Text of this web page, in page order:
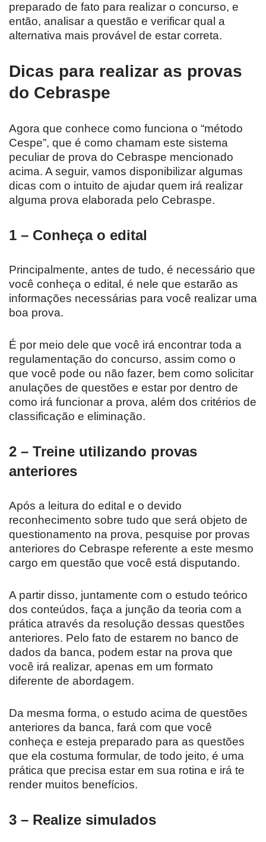
preparado de fato para realizar o concurso, e
então, analisar a questão e verificar qual a
alternativa mais provável de estar correta.
Dicas para realizar as provas
do Cebraspe
Agora que conhece como funciona o “método
Cespe”, que é como chamam este sistema
peculiar de prova do Cebraspe mencionado
acima. A seguir, vamos disponibilizar algumas
dicas com o intuito de ajudar quem irá realizar
alguma prova elaborada pelo Cebraspe.
1 – Conheça o edital
Principalmente, antes de tudo, é necessário que
você conheça o edital, é nele que estarão as
informações necessárias para você realizar uma
boa prova.
É por meio dele que você irá encontrar toda a
regulamentação do concurso, assim como o
que você pode ou não fazer, bem como solicitar
anulações de questões e estar por dentro de
como irá funcionar a prova, além dos critérios de
classificação e eliminação.
2 – Treine utilizando provas
anteriores
Após a leitura do edital e o devido
reconhecimento sobre tudo que será objeto de
questionamento na prova, pesquise por provas
anteriores do Cebraspe referente a este mesmo
cargo em questão que você está disputando.
A partir disso, juntamente com o estudo teórico
dos conteúdos, faça a junção da teoria com a
prática através da resolução dessas questões
anteriores. Pelo fato de estarem no banco de
dados da banca, podem estar na prova que
você irá realizar, apenas em um formato
diferente de abordagem.
Da mesma forma, o estudo acima de questões
anteriores da banca, fará com que você
conheça e esteja preparado para as questões
que ela costuma formular, de todo jeito, é uma
prática que precisa estar em sua rotina e irá te
render muitos benefícios.
3 – Realize simulados